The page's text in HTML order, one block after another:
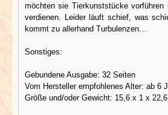
möchten sie Tierkunststücke vorführen
verdienen. Leider läuft schief, was
kommt zu allerhand Turbulenzen…
Sonstiges:
Gebundene Ausgabe: 32 Seiten
Vom Hersteller empfohlenes Alter: ab 6
Größe und/oder Gewicht: 15,6 x 1 x